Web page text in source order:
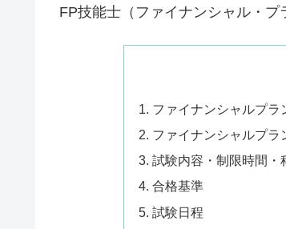
FP技能士（ファイナンシャル・プ
ファイナンシャルプラ
ファイナンシャルプ
試験内容・制限時間・
合格基準
試験日程